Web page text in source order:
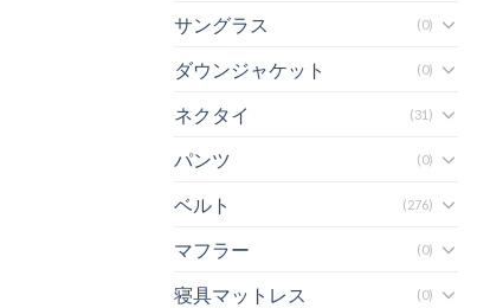
サングラス (0)
ダウンジャケット (0)
ネクタイ (31)
パンツ (0)
ベルト (276)
マフラー (0)
寝具マットレス (0)